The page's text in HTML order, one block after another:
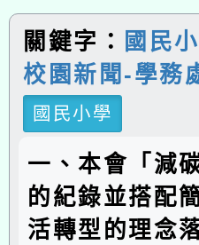
關鍵字：
國民
校園新聞-學務
國民小學
一、本會「減
的紀錄並搭配
活轉型的理念